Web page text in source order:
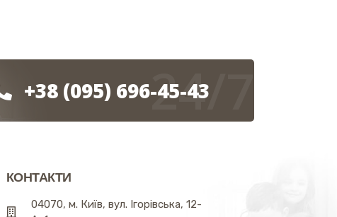
+38 (095) 696-45-43
24/7
КОНТАКТИ
04070, м. Київ, вул. Ігорівська, 12-